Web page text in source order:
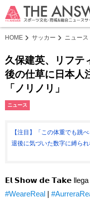
HOME サッカー ニュース
久保建英、リフ
後の仕草に日本人
「ノリノリ」
ニュース
【注目】「この体重でも跳
退後に気づいた数字に縛ら
𝗘𝗹 𝗦𝗵𝗼𝘄 𝗱𝗲 𝗧𝗮𝗸𝗲
#WeareReal |